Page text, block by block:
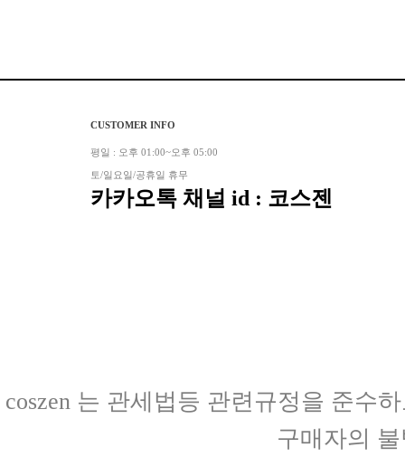
CUSTOMER INFO
평일 : 오후 01:00~오후 05:00
토/일요일/공휴일 휴무
카카오톡 채널 id : 코스젠
coszen 는 관세법등 관련규정을 준수
구매자의